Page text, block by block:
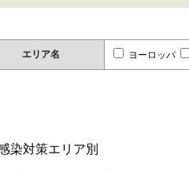
エリア名 ヨーロッパ
染対策エリア別